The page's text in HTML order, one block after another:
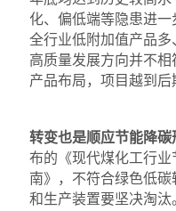
化、偏低端等隐患进一
全行业低附加值产品
高质量发展方向并不
产品布局，项目越到后
转变也是顺应节能降
布的《现代煤化工行
南》，不符合绿色低
和生产装置要坚决淘汰